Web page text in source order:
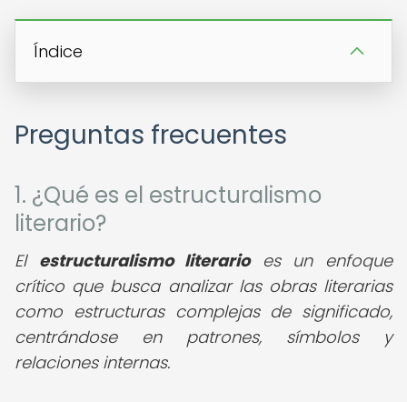
Índice
Preguntas frecuentes
1. ¿Qué es el estructuralismo
literario?
El estructuralismo literarioes un enfoque
crítico que busca analizar las obras literarias
como estructuras complejas de significado,
centrándose en patrones, símbolos y
relaciones internas.